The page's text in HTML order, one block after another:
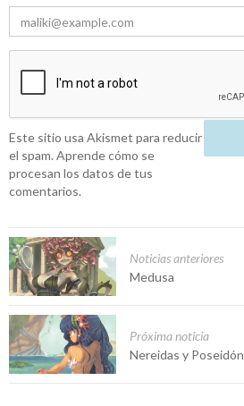
Este sitio usa Akismet para reducir
el spam. Aprende cómo se
procesan los datos de tus
comentarios.
Noticias anteriores
Medusa
Próxima noticia
Nereidas y Poseidón